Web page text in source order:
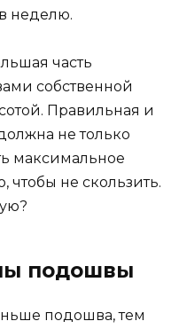
неделю.
часть
собственной
Правильная и
не только
максимальное
чтобы не скользить.
подошвы
подошва, тем